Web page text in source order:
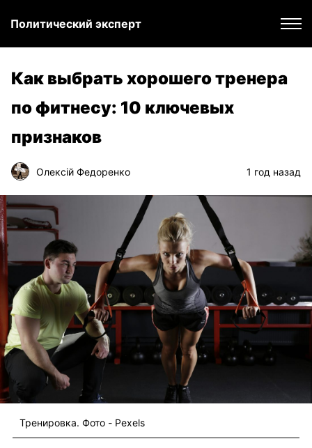
Политический эксперт
Как выбрать хорошего тренера
по фитнесу: 10 ключевых
признаков
Олексій Федоренко 1 год назад
Тренировка. Фото - Pexels